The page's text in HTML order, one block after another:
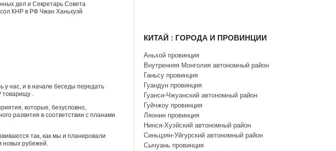
дел и Секретарь Совета
КНР в РФ Чжан Ханьхуэй
у нас, и в начале беседы передать
товарищу .
которые, безусловно,
развития в соответствии с планами
так, как мы и планировали
новых рубежей.
КИТАЙ : ГОРОДА И ПРОВИНЦИИ
Аньхой провинция
Внутренняя Монголия автономный район
Ганьсу провинция
Гуандун провинция
Гуанси-Чжуанский автономный район
Гуйчжоу провинция
Ляонин провинция
Нинся-Хуэйский автономный район
Синьцзян-Уйгурский автономный район
Сычуань провинция